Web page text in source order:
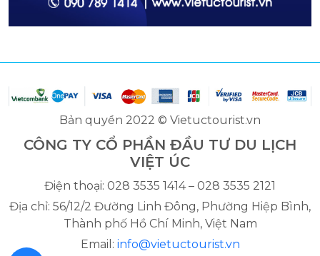
Bản quyền 2022 © Vietuctourist.vn
CÔNG TY CỔ PHẦN ĐẦU TƯ DU LỊCH
VIỆT ÚC
Điện thoại: 028 3535 1414 – 028 3535 2121
Địa chỉ: 56/12/2 Đường Linh Đông, Phường Hiệp Bình,
Thành phố Hồ Chí Minh, Việt Nam
Email: info@vietuctourist.vn